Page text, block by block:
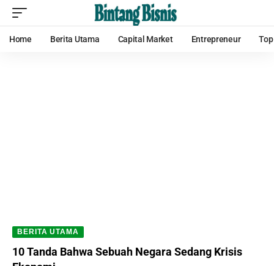
Home Berita Utama Capital Market Entrepreneur
BERITA UTAMA
10 Tanda Bahwa Sebuah Negara Sedang Krisis